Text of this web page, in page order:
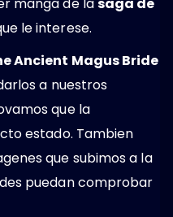
le interese.
Ancient Magus Bride
a nuestros
que la
estado. Tambien
que subimos a la
puedan comprobar